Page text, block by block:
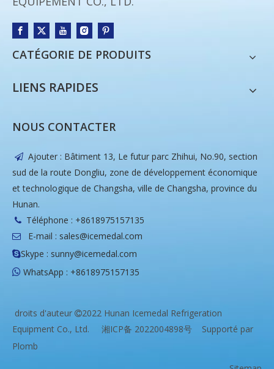
CATÉGORIE DE PRODUITS
LIENS RAPIDES
NOUS CONTACTER
 Ajouter : Bâtiment 13, Le futur parc Zhihui, No.90, section
sud de la route Dongliu, zone de développement économique
et technologique de Changsha, ville de Changsha, province du
Hunan.
 Téléphone : +8618975157135
 E-mail : sales@icemedal.com
Skype : sunny@icemedal.com
 WhatsApp : +8618975157135
droits d'auteur 2022 Hunan Icemedal Refrigeration
Equipment Co., Ltd. 湘ICP备 2022004898号 Supporté par
Plomb